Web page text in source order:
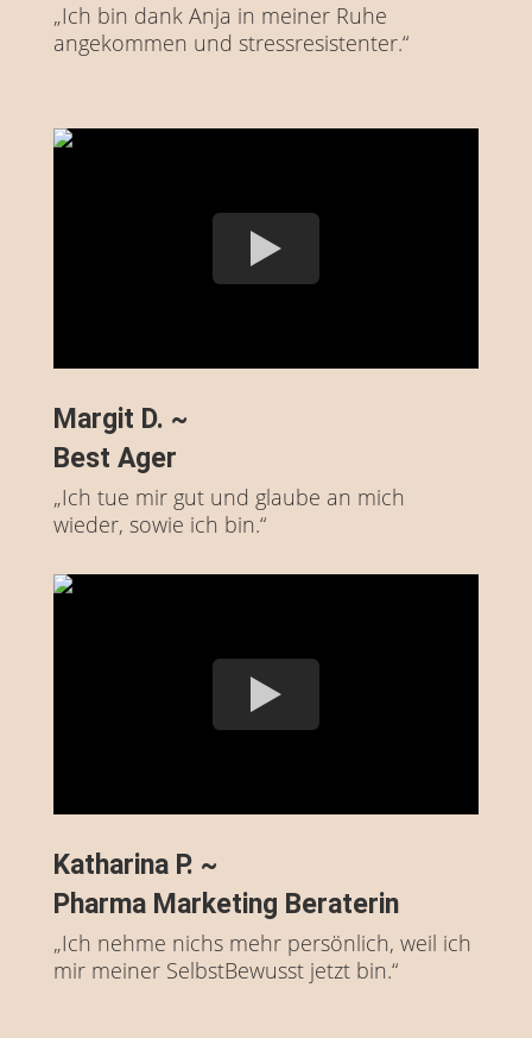
„Ich bin dank Anja in meiner Ruhe
angekommen und stressresistenter.“
Margit D. ~
Best Ager
„Ich tue mir gut und glaube an mich
wieder, sowie ich bin.“
Katharina P. ~
Pharma Marketing Beraterin
„Ich nehme nichs mehr persönlich, weil ich
mir meiner SelbstBewusst jetzt bin.“